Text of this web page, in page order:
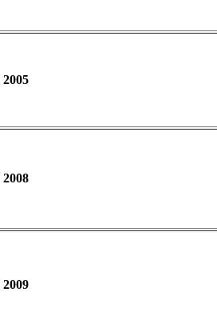
2005
2008
2009